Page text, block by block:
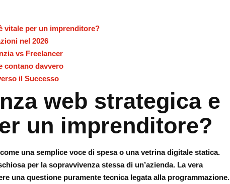
vitale per un imprenditore?
nel 2026
vs Freelancer
contano davvero
il Successo
web strategica e
un imprenditore?
una semplice voce di spesa o una vetrina digitale statica.
per la sopravvivenza stessa di un’azienda. La vera
una questione puramente tecnica legata alla programmazione.